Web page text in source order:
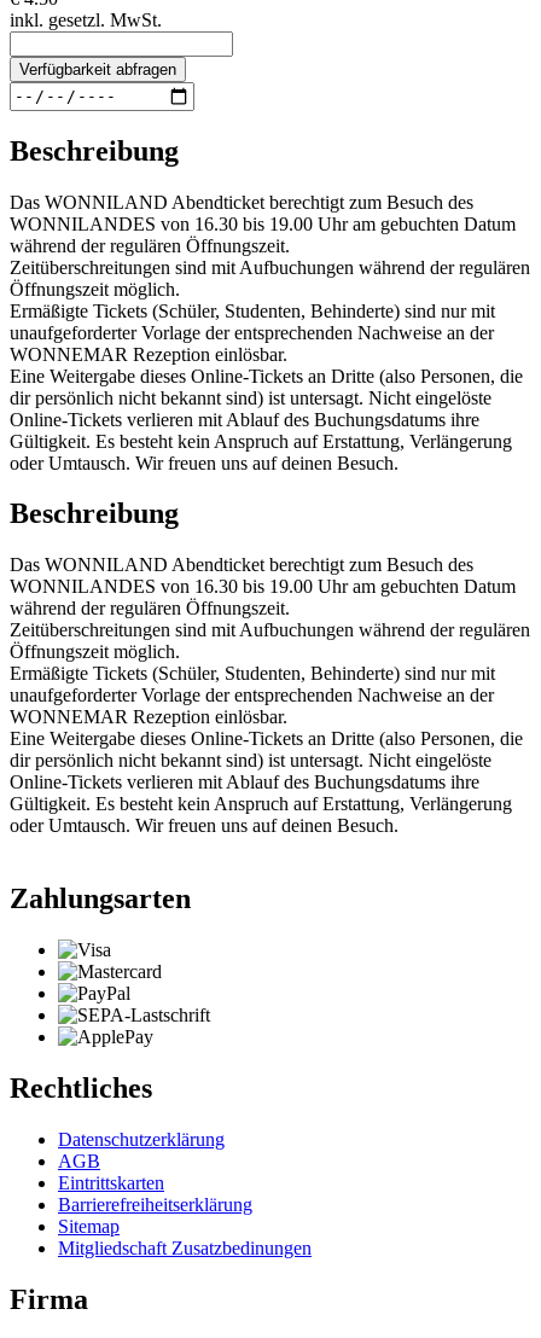
inkl. gesetzl. MwSt.
Verfügbarkeit abfragen
Beschreibung
Das WONNILAND Abendticket berechtigt zum Besuch des
WONNILANDES von 16.30 bis 19.00 Uhr am gebuchten Datum
während der regulären Öffnungszeit.
Zeitüberschreitungen sind mit Aufbuchungen während der regulären
Öffnungszeit möglich.
Ermäßigte Tickets (Schüler, Studenten, Behinderte) sind nur mit
unaufgeforderter Vorlage der entsprechenden Nachweise an der
WONNEMAR Rezeption einlösbar.
Eine Weitergabe dieses Online-Tickets an Dritte (also Personen, die
dir persönlich nicht bekannt sind) ist untersagt. Nicht eingelöste
Online-Tickets verlieren mit Ablauf des Buchungsdatums ihre
Gültigkeit. Es besteht kein Anspruch auf Erstattung, Verlängerung
oder Umtausch. Wir freuen uns auf deinen Besuch.
Beschreibung
Das WONNILAND Abendticket berechtigt zum Besuch des
WONNILANDES von 16.30 bis 19.00 Uhr am gebuchten Datum
während der regulären Öffnungszeit.
Zeitüberschreitungen sind mit Aufbuchungen während der regulären
Öffnungszeit möglich.
Ermäßigte Tickets (Schüler, Studenten, Behinderte) sind nur mit
unaufgeforderter Vorlage der entsprechenden Nachweise an der
WONNEMAR Rezeption einlösbar.
Eine Weitergabe dieses Online-Tickets an Dritte (also Personen, die
dir persönlich nicht bekannt sind) ist untersagt. Nicht eingelöste
Online-Tickets verlieren mit Ablauf des Buchungsdatums ihre
Gültigkeit. Es besteht kein Anspruch auf Erstattung, Verlängerung
oder Umtausch. Wir freuen uns auf deinen Besuch.
Zahlungsarten
Rechtliches
Datenschutzerklärung
AGB
Eintrittskarten
Barrierefreiheitserklärung
Sitemap
Mitgliedschaft Zusatzbedinungen
Firma